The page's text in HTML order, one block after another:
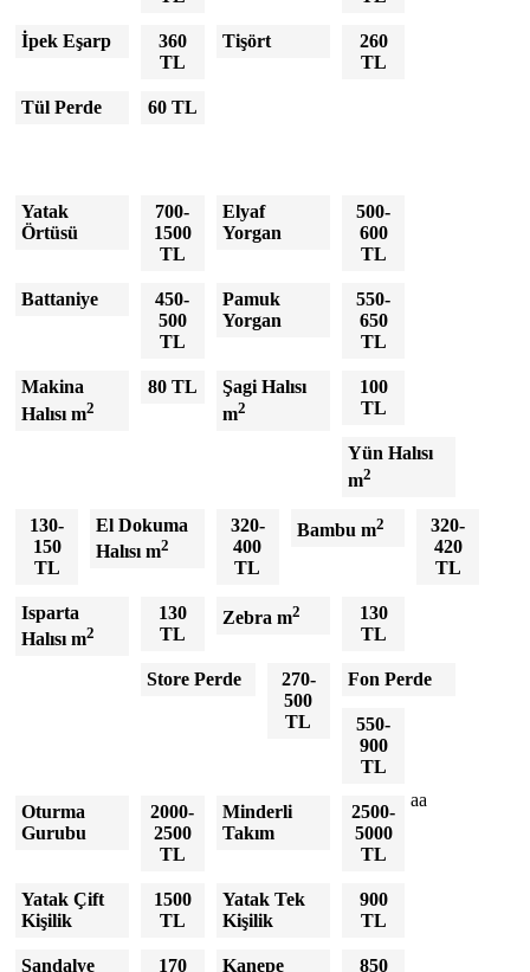
İpek Eşarp
360
TL
Tişört
260
TL
Tül Perde 60 TL
Yatak
Örtüsü
700-
1500
TL
Elyaf
Yorgan
500-
600
TL
Battaniye
450-
500
TL
Pamuk
Yorgan
550-
650
TL
Makina
Halısı m2
80 TL
Şagi Halısı
m2
100
TL
Yün Halısı
m2
130-
150
TL
El Dokuma
Halısı m2
320-
400
TL
Bambu m2
320-
420
TL
Isparta
Halısı m2
130
TL
Zebra m2
130
TL
Store Perde
270-
500
TL
Fon Perde
550-
900
TL
aa
Oturma
Gurubu
2000-
2500
TL
Minderli
Takım
2500-
5000
TL
Yatak Çift
Kişilik
1500
TL
Yatak Tek
Kişilik
900
TL
Sandalye 170 Kanepe 850